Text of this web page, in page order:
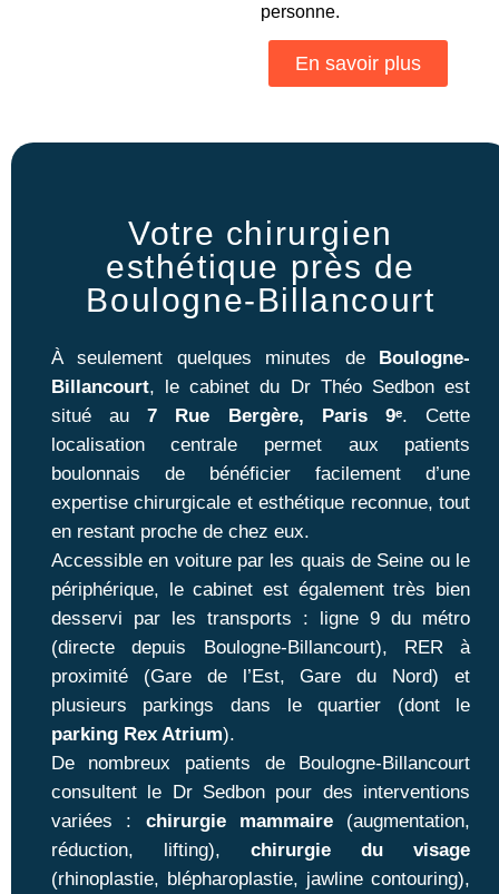
personne.
En savoir plus
Votre chirurgien
esthétique près de
Boulogne-Billancourt
À seulement quelques minutes de Boulogne-
Billancourt, le cabinet du Dr Théo Sedbon est
situé au7 Rue Bergère, Paris 9ᵉ. Cette
localisation centrale permet aux patients
boulonnais de bénéficier facilement d’une
expertise chirurgicale et esthétique reconnue, tout
en restant proche de chez eux.
Accessible en voiture par les quais de Seine ou le
périphérique, le cabinet est également très bien
desservi par les transports : ligne 9 du métro
(directe depuis Boulogne-Billancourt), RER à
proximité (Gare de l’Est, Gare du Nord) et
plusieurs parkings dans le quartier (dont le
parking Rex Atrium).
De nombreux patients de Boulogne-Billancourt
consultent le Dr Sedbon pour des interventions
variées : chirurgie mammaire(augmentation,
réduction, lifting), chirurgie du visage
(rhinoplastie, blépharoplastie, jawline contouring),